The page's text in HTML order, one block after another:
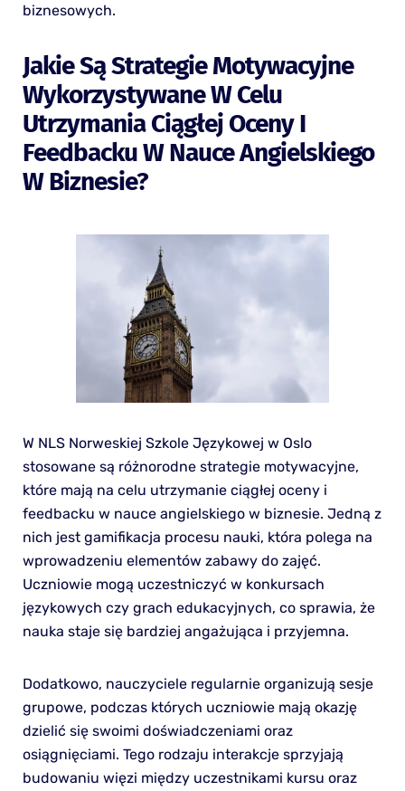
biznesowych.
Jakie Są Strategie Motywacyjne
Wykorzystywane W Celu
Utrzymania Ciągłej Oceny I
Feedbacku W Nauce Angielskiego
W Biznesie?
W NLS Norweskiej Szkole Językowej w Oslo
stosowane są różnorodne strategie motywacyjne,
które mają na celu utrzymanie ciągłej oceny i
feedbacku w nauce angielskiego w biznesie. Jedną z
nich jest gamifikacja procesu nauki, która polega na
wprowadzeniu elementów zabawy do zajęć.
Uczniowie mogą uczestniczyć w konkursach
językowych czy grach edukacyjnych, co sprawia, że
nauka staje się bardziej angażująca i przyjemna.
Dodatkowo, nauczyciele regularnie organizują sesje
grupowe, podczas których uczniowie mają okazję
dzielić się swoimi doświadczeniami oraz
osiągnięciami. Tego rodzaju interakcje sprzyjają
budowaniu więzi między uczestnikami kursu oraz